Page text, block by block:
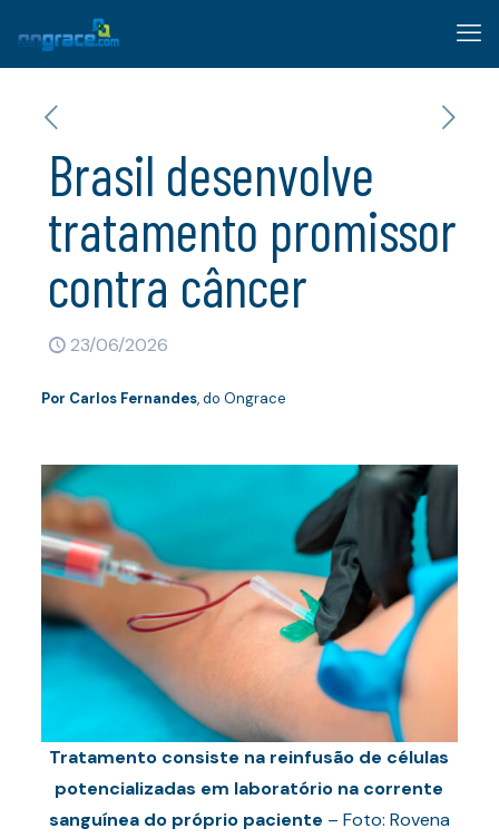
Brasil desenvolve
tratamento promissor
contra câncer
23/06/2026
Por Carlos Fernandes, do Ongrace
Tratamento consiste na reinfusão de células
potencializadas em laboratório na corrente
sanguínea do próprio paciente – Foto: Rovena